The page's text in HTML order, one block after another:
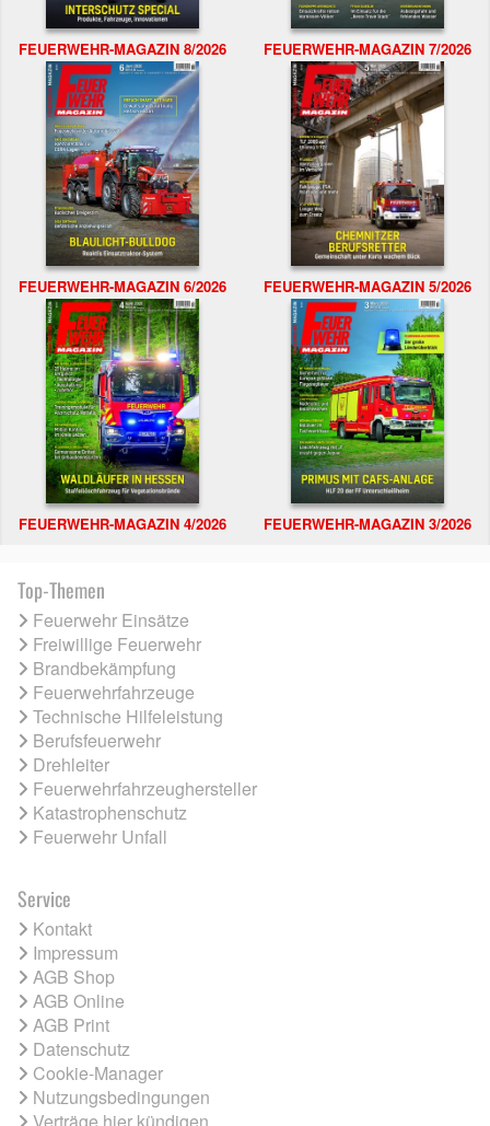
FEUERWEHR-MAGAZIN 8/2026 FEUERWEHR-MAGAZIN 7/2026
FEUERWEHR-MAGAZIN 6/2026 FEUERWEHR-MAGAZIN 5/2026
FEUERWEHR-MAGAZIN 4/2026 FEUERWEHR-MAGAZIN 3/2026
Top-Themen
Feuerwehr Einsätze
Freiwillige Feuerwehr
Brandbekämpfung
Feuerwehrfahrzeuge
Technische Hilfeleistung
Berufsfeuerwehr
Drehleiter
Feuerwehrfahrzeughersteller
Katastrophenschutz
Feuerwehr Unfall
Service
Kontakt
Impressum
AGB Shop
AGB Online
AGB Print
Datenschutz
Cookie-Manager
Nutzungsbedingungen
Verträge hier kündigen